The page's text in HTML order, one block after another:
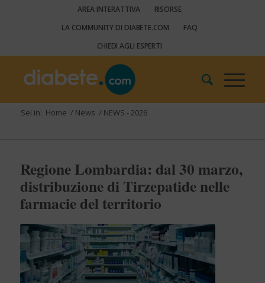
AREA INTERATTIVA
RISORSE
LA COMMUNITY DI DIABETE.COM
FAQ
CHIEDI AGLI ESPERTI
Sei in: Home / News / NEWS - 2026
Regione Lombardia: dal 30 marzo,
distribuzione di Tirzepatide nelle
farmacie del territorio